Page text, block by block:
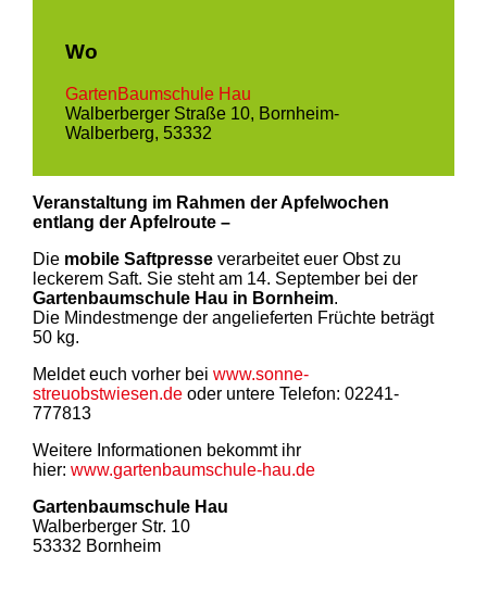
Wo
GartenBaumschule Hau
Walberberger Straße 10, Bornheim-
Walberberg, 53332
Veranstaltung im Rahmen der Apfelwochen
entlang der Apfelroute –
Die mobile Saftpresse verarbeitet euer Obst zu
leckerem Saft. Sie steht am 14. September bei der
Gartenbaumschule Hau in Bornheim.
Die Mindestmenge der angelieferten Früchte beträgt
50 kg.
Meldet euch vorher bei www.sonne-
streuobstwiesen.de oder untere Telefon: 02241-
777813
Weitere Informationen bekommt ihr
hier: www.gartenbaumschule-hau.de
Gartenbaumschule Hau
Walberberger Str. 10
53332 Bornheim